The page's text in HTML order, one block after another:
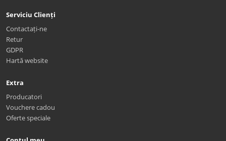
Serviciu Clienți
Contactați-ne
Retur
GDPR
Hartă website
Extra
Producatori
Vouchere cadou
Oferte speciale